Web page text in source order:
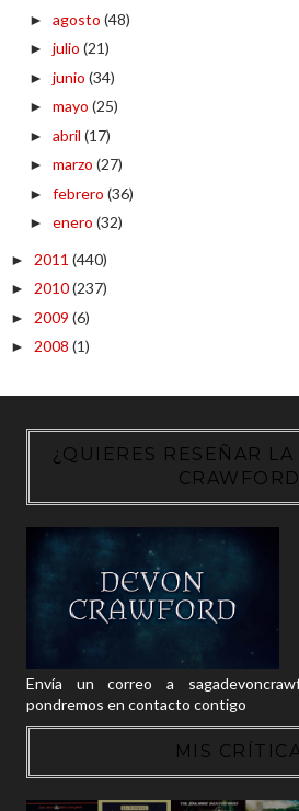
► agosto (48)
► julio (21)
► junio (34)
► mayo (25)
► abril (17)
► marzo (27)
► febrero (36)
► enero (32)
► 2011 (440)
► 2010(237)
► 2009 (6)
► 2008 (1)
¿QUIERES RESEÑAR
Envía un correo a
pondremos en contacto contigo
MIS